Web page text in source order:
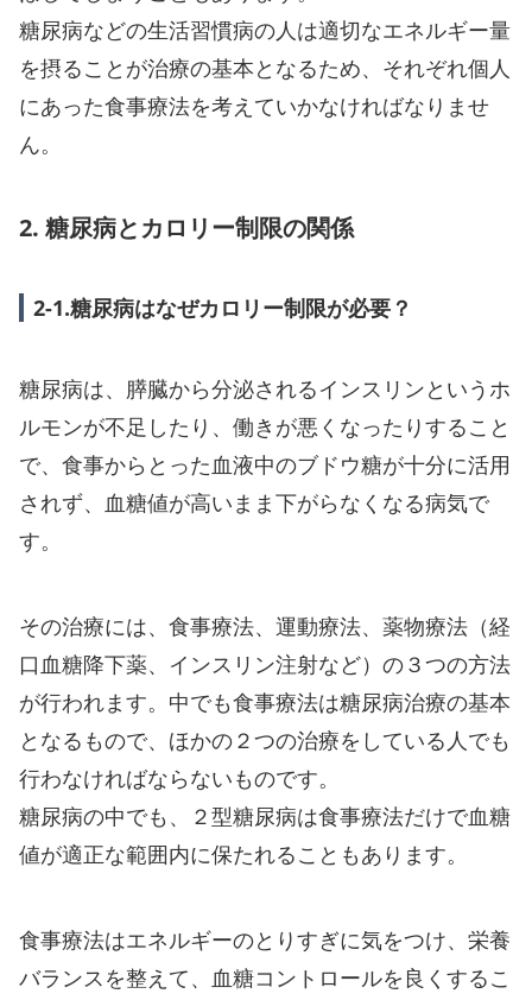
糖尿病などの生活習慣病の人は適切なエネルギー量
を摂ることが治療の基本となるため、それぞれ個人
にあった食事療法を考えていかなければなりませ
ん。
2. 糖尿病とカロリー制限の関係
2-1.糖尿病はなぜカロリー制限が必要？
糖尿病は、膵臓から分泌されるインスリンというホ
ルモンが不足したり、働きが悪くなったりすること
で、食事からとった血液中のブドウ糖が十分に活用
されず、血糖値が高いまま下がらなくなる病気で
す。
その治療には、食事療法、運動療法、薬物療法（経
口血糖降下薬、インスリン注射など）の３つの方法
が行われます。中でも食事療法は糖尿病治療の基本
となるもので、ほかの２つの治療をしている人でも
行わなければならないものです。
糖尿病の中でも、２型糖尿病は食事療法だけで血糖
値が適正な範囲内に保たれることもあります。
食事療法はエネルギーのとりすぎに気をつけ、栄養
バランスを整えて、血糖コントロールを良くするこ